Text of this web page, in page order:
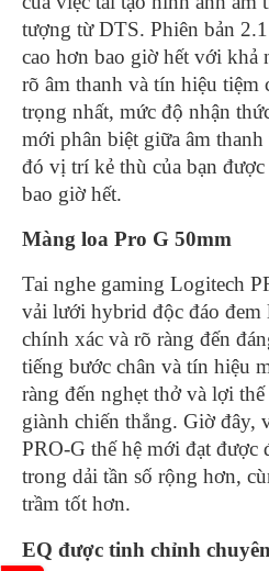
tượng từ DTS. Phiên bản
cao hơn bao giờ hết với khả
rõ âm thanh và tín hiệu tiệm
trọng nhất, mức độ nhận
mới phân biệt giữa âm
đó vị trí kẻ thù của bạn
bao giờ hết.
Màng loa Pro G 50mm
Tai nghe gaming Logitech
vải lưới hybrid độc đáo đem
chính xác và rõ ràng đến
tiếng bước chân và tín hiệu
ràng đến nghẹt thở và lợi
giành chiến thắng. Giờ đây,
PRO-G thế hệ mới đạt được
trong dải tần số rộng hơn,
trầm tốt hơn.
EQ được tinh chỉnh